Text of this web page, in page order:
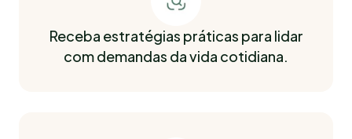
Receba estratégias práticas para lidar
com demandas da vida cotidiana.